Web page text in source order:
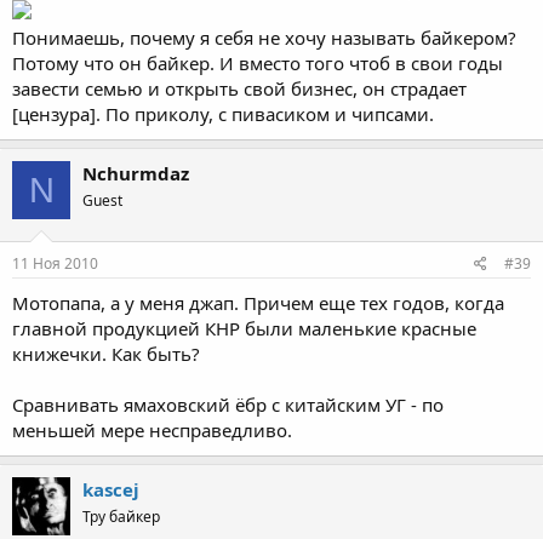
Понимаешь, почему я себя не хочу называть байкером?
Потому что он байкер. И вместо того чтоб в свои годы
завести семью и открыть свой бизнес, он страдает
[цензура]. По приколу, с пивасиком и чипсами.
N Nchurmdaz
Guest
11 Ноя 2010 #39
Мотопапа, а у меня джап. Причем еще тех годов, когда
главной продукцией КНР были маленькие красные
книжечки. Как быть?
Сравнивать ямаховский ёбр с китайским УГ - по
меньшей мере несправедливо.
kascej
Тру байкер